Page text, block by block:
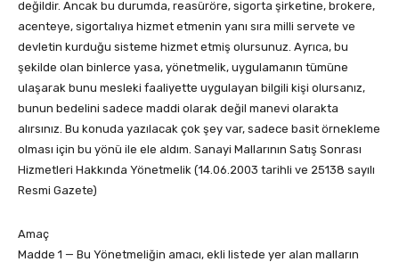
değildir. Ancak bu durumda, reasüröre, sigorta şirketine, brokere,
acenteye, sigortalıya hizmet etmenin yanı sıra milli servete ve
devletin kurduğu sisteme hizmet etmiş olursunuz. Ayrıca, bu
şekilde olan binlerce yasa, yönetmelik, uygulamanın tümüne
ulaşarak bunu mesleki faaliyette uygulayan bilgili kişi olursanız,
bunun bedelini sadece maddi olarak değil manevi olarakta
alırsınız. Bu konuda yazılacak çok şey var, sadece basit örnekleme
olması için bu yönü ile ele aldım. Sanayi Mallarının Satış Sonrası
Hizmetleri Hakkında Yönetmelik (14.06.2003 tarihli ve 25138 sayılı
Resmi Gazete)
Amaç
Madde 1 — Bu Yönetmeliğin amacı, ekli listede yer alan malların